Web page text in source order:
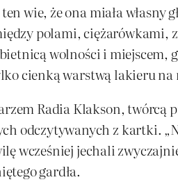
wie, że ona miała własny
polami, ciężarówkami,
wolności i miejscem,
cienką warstwą lakieru na
Radia Klakson, twórcą
odczytywanych z kartki.
wcześniej jechali
gardła.